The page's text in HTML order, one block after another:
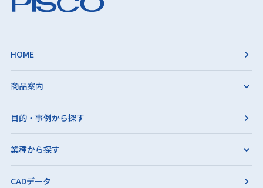
HOME
商品案内
目的・事例から探す
業種から探す
CADデータ